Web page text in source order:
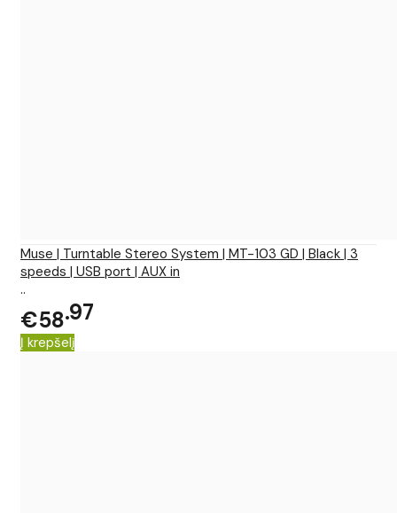
Muse | Turntable Stereo System | MT-103 GD | Black | 3
speeds | USB port | AUX in
..
€58 97
Į krepšelį